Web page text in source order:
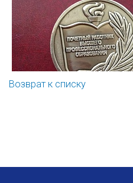
Возврат к списку